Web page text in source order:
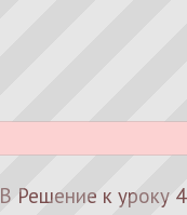
B Решение к уроку 4